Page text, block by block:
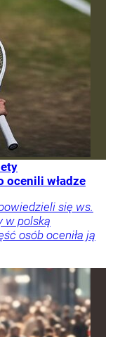
ocenili władze
się ws.
w polską
osób oceniła ją